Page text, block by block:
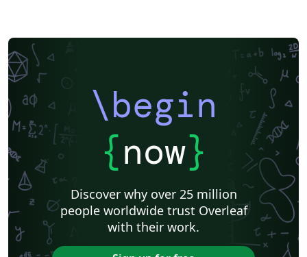
\begin
{now}
Discover why over 25 million
people worldwide trust Overleaf
with their work.